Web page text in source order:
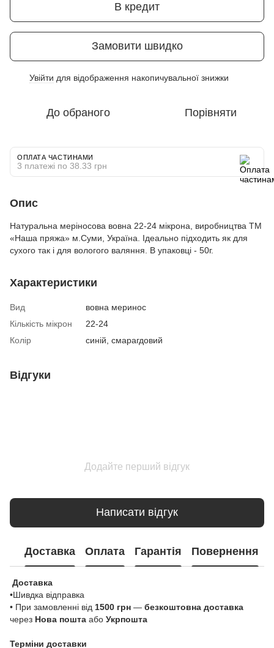
В кредит
Замовити швидко
Увійти для відображення накопичувальної знижки
До обраного Порівняти
ОПЛАТА ЧАСТИНАМИ
3 платежі по 38.33 грн
Опис
Натуральна меріносова вовна 22-24 мікрона, виробництва ТМ
«Наша пряжа» м.Суми, Україна. Ідеально підходить як для
сухого так і для вологого валяння. В упаковці - 50г.
Характеристики
Вид
вовна меринос
Кількість мікрон
22-24
Колір
синій, смарагдовий
Відгуки
Додайте перший відгук
Написати відгук
Доставка Оплата Гарантія Повернення
Доставка
•Шивдка відправка
• При замовленні від 1500 грн — безкоштовна доставка
через Нова пошта або Укрпошта
Терміни доставки